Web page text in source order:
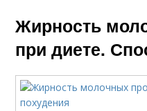
Жирность
при диете.